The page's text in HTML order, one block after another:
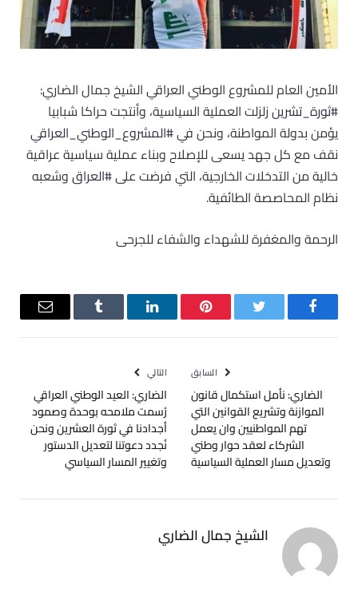
الأمين العام للمشروع الوطني العراقي الشيخ جمال الضاري:
#ثورة_تشرين‬ زلزلت العملية السياسية، وأنتجت حراكا شبابيا
يؤمن بدولة المواطنة، ونحن في ‫#المشروع_الوطني_العراقي
نقف مع كل جهد يسعى للإصلاح وبناء عملية سياسية عراقية
خالية من التدخلات الخارجية، التي فرضت على ‫#العراق‬ وشعبه
نظام المحاصصة الطائفية.
الرحمة والمغفرة للشهداء والشفاء للجرحى
فيسبوك تويتر بينتيريستلينكدإن Tumblr
البريد
السابق
الضاري: نأمل استكمال قانون
الموازنة وتشريع القوانين التي
تهم المواطنيين وان يعمل
الشركاء لعقد حوار وطني
وتعديل مسار العملية السياسية
التالي
الضاري: العيد الوطني العراقي‬
رُسمت ملامحه بوحدة وصمود
أجدادنا في ‫ثورة العشرين ونحن
نُجدد دعوتنا لتعديل ‫الدستور‬
وتغيير المسار السياسي
الشيخ جمال الضاري